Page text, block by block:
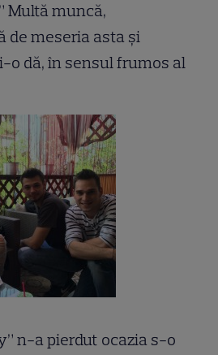
Multă muncă,
de meseria asta și
o dă, în sensul frumos al
n-a pierdut ocazia s-o